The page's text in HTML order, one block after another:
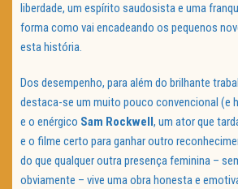
liberdade, um espírito saudosista e uma
forma como vai encadeando os pequenos
esta história.
Dos desempenho, para além do brilhante
destaca-se um muito pouco convencional (e
e o enérgico Sam Rockwell, um ator que
e o filme certo para ganhar outro
do que qualquer outra presença feminina –
obviamente – vive uma obra honesta e